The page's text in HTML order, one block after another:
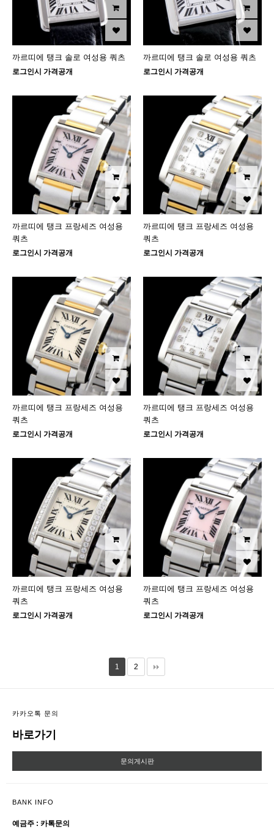
까르띠에 탱크 솔로 여성용 쿼츠
로그인시 가격공개
까르띠에 탱크 솔로 여성용 쿼츠
로그인시 가격공개
까르띠에 탱크 프랑세즈 여성용
쿼츠
로그인시 가격공개
까르띠에 탱크 프랑세즈 여성용
쿼츠
로그인시 가격공개
까르띠에 탱크 프랑세즈 여성용
쿼츠
로그인시 가격공개
까르띠에 탱크 프랑세즈 여성용
쿼츠
로그인시 가격공개
까르띠에 탱크 프랑세즈 여성용
쿼츠
로그인시 가격공개
까르띠에 탱크 프랑세즈 여성용
쿼츠
로그인시 가격공개
1 2
카카오톡 문의
바로가기
문의게시판
BANK INFO
예금주 : 카톡문의